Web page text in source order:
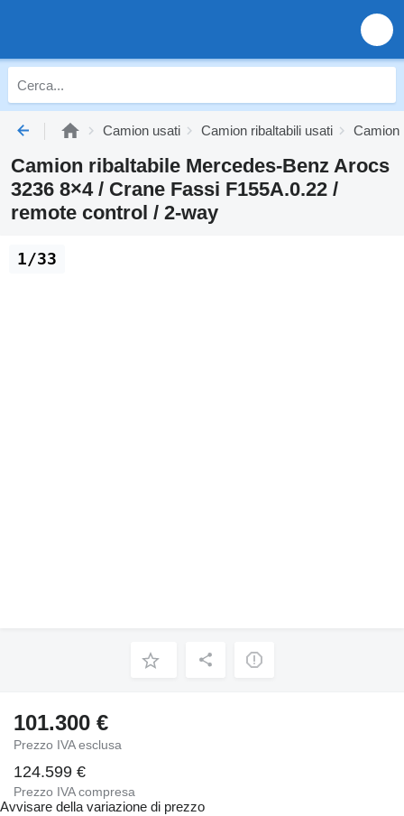
Camion usati Camion ribaltabili usati Camion
Camion ribaltabile Mercedes-Benz Arocs
3236 8×4 / Crane Fassi F155A.0.22 /
remote control / 2-way
1/33
101.300 €
Prezzo IVA esclusa
124.599 €
Prezzo IVA compresa
Avvisare della variazione di prezzo